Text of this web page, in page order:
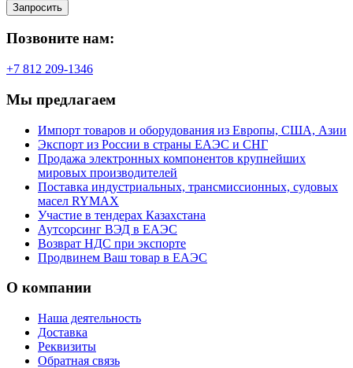
Запросить
Позвоните нам:
+7 812 209-1346
Мы предлагаем
Импорт товаров и оборудования из Европы, США, Азии
Экспорт из России в страны ЕАЭС и СНГ
Продажа электронных компонентов крупнейших
мировых производителей
Поставка индустриальных, трансмиссионных, судовых
масел RYMAX
Участие в тендерах Казахстана
Аутсорсинг ВЭД в ЕАЭС
Возврат НДС при экспорте
Продвинем Ваш товар в ЕАЭС
О компании
Наша деятельность
Доставка
Реквизиты
Обратная связь